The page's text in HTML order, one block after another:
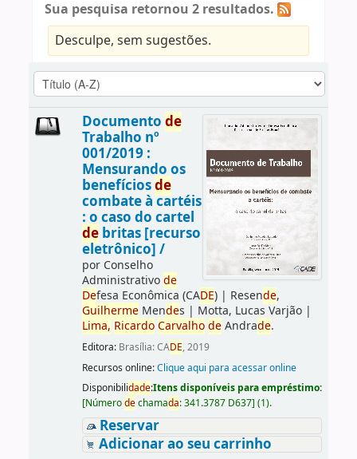
Sua pesquisa retornou 2 resultados.
Desculpe, sem sugestões.
Documento de
Trabalho nº
001/2019 :
Mensurando os
benefíciosde
combate à cartéis
: o caso do cartel
debritas [recurso
eletrônico] /
por Conselho
Administrativode
Defesa Econômica (CADE)| Resende,
GuilhermeMendes | Motta, Lucas Varjão|
Lima, Ricardo Carvalho deAndrade.
Editora: Brasília: CADE, 2019
Recursos online:Clique aqui para acessar online
Disponibilidade:Itens disponíveis para empréstimo:
[Númerodechamada:341.3787 D637] (1).
Reservar
Adicionar ao seu carrinho